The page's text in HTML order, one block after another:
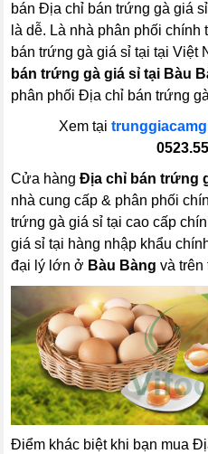
bán Địa chỉ bán trứng gà giá
là dễ. Là nhà phân phối
bán trứng gà giá sỉ tại tại Việt
bán trứng gà giá sỉ tại Bàu
phân phối Địa chỉ bán trứng
Xem tại
Cửa hàngĐịa chỉ bán trứng
nhà cung cấp & phân phối
trứng gà giá sỉ tại cao cấp
giá sỉ tại hàng nhập khẩu
đại lý lớn ở Bàu Bàng và trên
Điểm khác biệt khi bạn mua